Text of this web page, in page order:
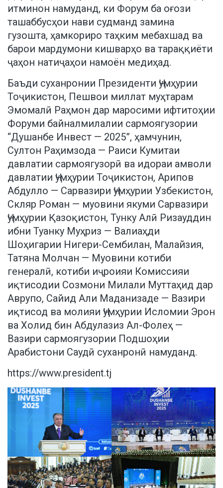
итминон намуданд, ки Форум ба оғози
ташаббусҳои нави судманд замина
гузошта, ҳамкориро таҳким мебахшад ва
барои мардумони кишварҳо ва тараққиёти
ҷаҳон натиҷаҳои намоён медиҳад.
Баъди суханронии Президенти Ҷумҳурии
Тоҷикистон, Пешвои миллат муҳтарам
Эмомалӣ Раҳмон дар маросими ифтитоҳии
Форуми байналмилалии сармоягузории
“Душанбе Инвест — 2025”, ҳамчунин,
Султон Раҳимзода — Раиси Кумитаи
давлатии сармоягузорӣ ва идораи амволи
давлатии Ҷумҳурии Тоҷикистон, Арипов
Абдулло — Сарвазири Ҷумҳурии Узбекистон,
Скляр Роман — муовини якуми Сарвазири
Ҷумҳурии Қазоқистон, Тунку Алӣ Ризауддин
ибни Туанку Муҳриз — Валиаҳди
Шоҳигарии Нигери-Сембилан, Малайзия,
Татяна Молчан — Муовини котиби
генералӣ, котиби иҷроияи Комиссияи
иқтисодии Созмони Милали Муттаҳид дар
Аврупо, Сайид Али Маданизаде — Вазири
иқтисод ва молияи Ҷумҳурии Исломии Эрон
ва Холид бин Абдулазиз Ал-Фолеҳ —
Вазири сармоягузории Подшоҳии
Арабистони Саудӣ суханронӣ намуданд.
https://www.president.tj